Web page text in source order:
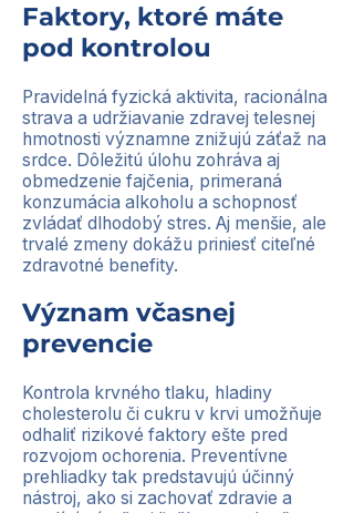
Faktory, ktoré máte
pod kontrolou
Pravidelná fyzická aktivita, racionálna
strava a udržiavanie zdravej telesnej
hmotnosti významne znižujú záťaž na
srdce. Dôležitú úlohu zohráva aj
obmedzenie fajčenia, primeraná
konzumácia alkoholu a schopnosť
zvládať dlhodobý stres. Aj menšie, ale
trvalé zmeny dokážu priniesť citeľné
zdravotné benefity.
Význam včasnej
prevencie
Kontrola krvného tlaku, hladiny
cholesterolu či cukru v krvi umožňuje
odhaliť rizikové faktory ešte pred
rozvojom ochorenia. Preventívne
prehliadky tak predstavujú účinný
nástroj, ako si zachovať zdravie a